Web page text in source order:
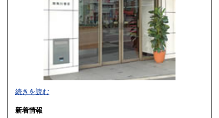
770円
770円 鹿児島県
1,210円
創業1932年、京都で和洋古書の販売・学術出版を行っていま
す。江戸期以前の和本、古文書、古地図、古美術品から学術
書まで幅広い年代・ジャンルの商品を取り扱っています。ご
蔵書の買取も承りますので、お気軽にご相談ください。
続きを読む
新着情報